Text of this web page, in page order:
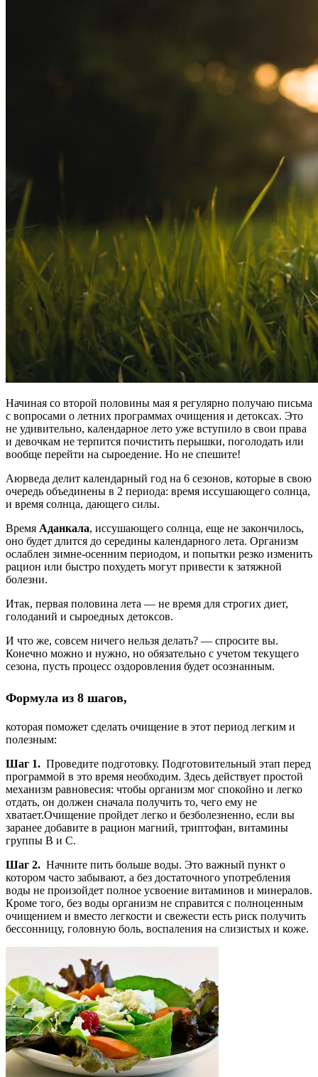
Начиная со второй половины мая я регулярно получаю письма
с вопросами о летних программах очищения и детоксах. Это
не удивительно, календарное лето уже вступило в свои права
и девочкам не терпится почистить перышки, поголодать или
вообще перейти на сыроедение. Но не спешите!
Аюрведа делит календарный год на 6 сезонов, которые в свою
очередь объединены в 2 периода: время иссушающего солнца,
и время солнца, дающего силы.
Время Аданкала, иссушающего солнца, еще не закончилось,
оно будет длится до середины календарного лета. Организм
ослаблен зимне-осенним периодом, и попытки резко изменить
рацион или быстро похудеть могут привести к затяжной
болезни.
Итак, первая половина лета — не время для строгих диет,
голоданий и сыроедных детоксов.
И что же, совсем ничего нельзя делать? — спросите вы.
Конечно можно и нужно, но обязательно с учетом текущего
сезона, пусть процесс оздоровления будет осознанным.
Формула из 8 шагов,
которая поможет сделать очищение в этот период легким и
полезным:
Шаг 1. Проведите подготовку. Подготовительный этап перед
программой в это время необходим. Здесь действует простой
механизм равновесия: чтобы организм мог спокойно и легко
отдать, он должен сначала получить то, чего ему не
хватает.Очищение пройдет легко и безболезненно, если вы
заранее добавите в рацион магний, триптофан, витамины
группы В и С.
Шаг 2. Начните пить больше воды. Это важный пункт о
котором часто забывают, а без достаточного употребления
воды не произойдет полное усвоение витаминов и минералов.
Кроме того, без воды организм не справится с полноценным
очищением и вместо легкости и свежести есть риск получить
бессонницу, головную боль, воспаления на слизистых и коже.